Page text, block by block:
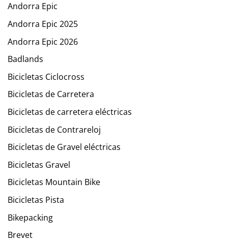
Andorra Epic
Andorra Epic 2025
Andorra Epic 2026
Badlands
Bicicletas Ciclocross
Bicicletas de Carretera
Bicicletas de carretera eléctricas
Bicicletas de Contrareloj
Bicicletas de Gravel eléctricas
Bicicletas Gravel
Bicicletas Mountain Bike
Bicicletas Pista
Bikepacking
Brevet